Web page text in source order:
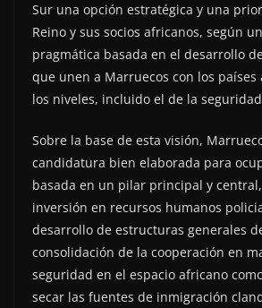
Sur una opción estratégica y una
Reino y sus socios africanos, según
pragmática basada en el desarrollo
que unen a Marruecos con los países
los niveles, incluido el de la
Sobre la base de esta visión,
candidatura bien elaborada para
basada en un pilar principal y
inversión en recursos humanos
desarrollo de estructuras generales
consolidación de la cooperación en
seguridad en el espacio africano
secar las fuentes de inmigración